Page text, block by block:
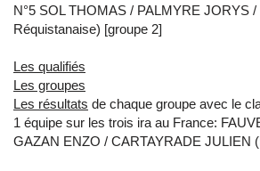
N°5 SOL THOMAS / PALMYRE JORYS /
Réquistanaise) [groupe 2]
Les qualifiés
Les groupes
Les résultats de chaque groupe avec le
1 équipe sur les trois ira au France:
GAZAN ENZO / CARTAYRADE JULIEN